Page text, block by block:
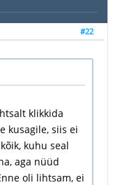
#22
klikkida
kusagile, siis ei
kuhu seal
aga nüüd
oli lihtsam, ei